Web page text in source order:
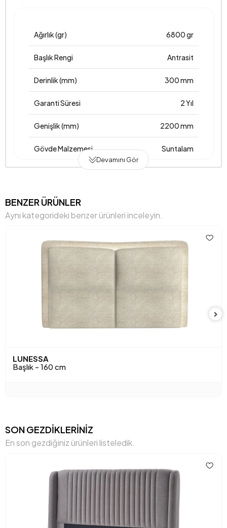
Ağırlık (gr) 6800 gr
Başlık Rengi Antrasit
Derinlik (mm) 300 mm
Garanti Süresi 2 Yıl
Genişlik (mm) 2200 mm
Gövde Malzemesi Suntalam
Kumaş Adı Kadife Dokulu
Kumaş Rengi Füme
Devamını Gör
BENZER ÜRÜNLER
Aynı kategorideki benzer ürünleri inceleyin.
LUNESSA
Başlık - 160 cm
SON GEZDİKLERİNİZ
En son gezdiğiniz ürünleri listeledik.